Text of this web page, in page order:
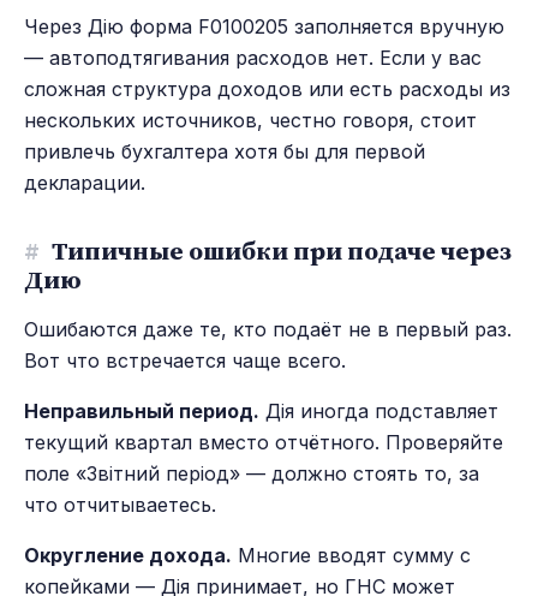
Через Дію форма F0100205 заполняется вручную
— автоподтягивания расходов нет. Если у вас
сложная структура доходов или есть расходы из
нескольких источников, честно говоря, стоит
привлечь бухгалтера хотя бы для первой
декларации.
# Типичные ошибки при подаче через
Дию
Ошибаются даже те, кто подаёт не в первый раз.
Вот что встречается чаще всего.
Неправильный период. Дія иногда подставляет
текущий квартал вместо отчётного. Проверяйте
поле «Звітний період» — должно стоять то, за
что отчитываетесь.
Округление дохода. Многие вводят сумму с
копейками — Дія принимает, но ГНС может